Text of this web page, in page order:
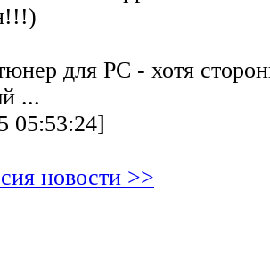
для РС - хотя
...
05:53:24]
новости >>